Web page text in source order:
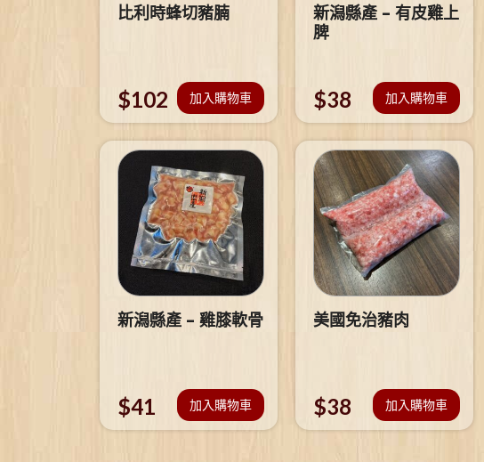
比利時蜂切豬腩
$102 加入購物車
新潟縣產 – 有皮雞上
脾
$38 加入購物車
新潟縣產 – 雞膝軟骨
$41 加入購物車
美國免治豬肉
$38 加入購物車